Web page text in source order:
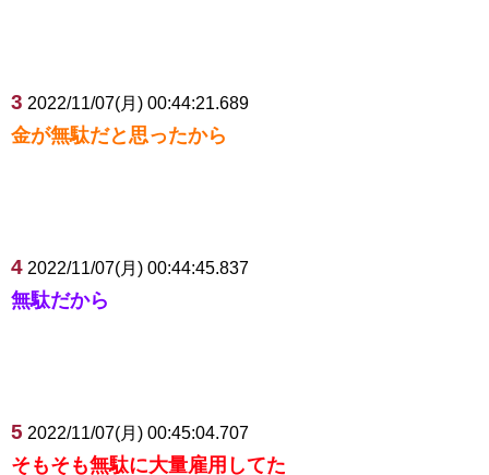
3 2022/11/07(月) 00:44:21.689
金が無駄だと思ったから
4 2022/11/07(月) 00:44:45.837
無駄だから
5 2022/11/07(月) 00:45:04.707
そもそも無駄に大量雇用してた